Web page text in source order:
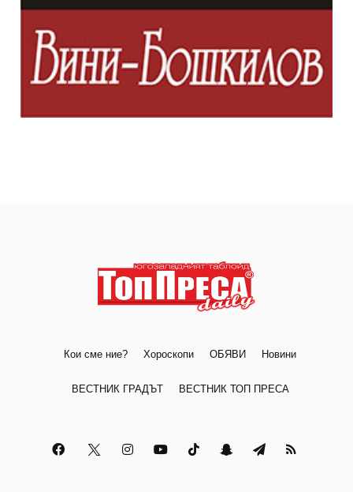
Кои сме ние? Хороскопи ОБЯВИ Новини
ВЕСТНИК ГРАДЪТ ВЕСТНИК ТОП ПРЕСА